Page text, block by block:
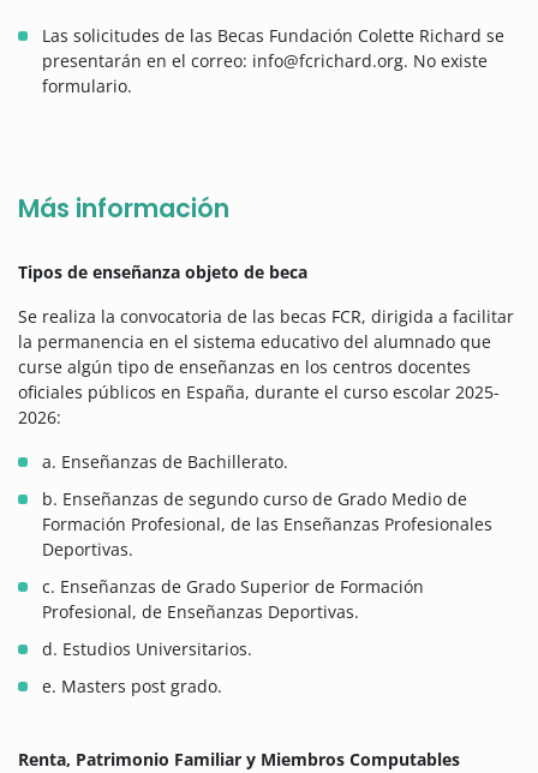
Las solicitudes de las Becas Fundación Colette Richard se
presentarán en el correo: info@fcrichard.org. No existe
formulario.
Más información
Tipos de enseñanza objeto de beca
Se realiza la convocatoria de las becas FCR, dirigida a facilitar
la permanencia en el sistema educativo del alumnado que
curse algún tipo de enseñanzas en los centros docentes
oficiales públicos en España, durante el curso escolar 2025-
2026:
a. Enseñanzas de Bachillerato.
b. Enseñanzas de segundo curso de Grado Medio de
Formación Profesional, de las Enseñanzas Profesionales
Deportivas.
c. Enseñanzas de Grado Superior de Formación
Profesional, de Enseñanzas Deportivas.
d. Estudios Universitarios.
e. Masters post grado.
Renta, Patrimonio Familiar y Miembros Computables